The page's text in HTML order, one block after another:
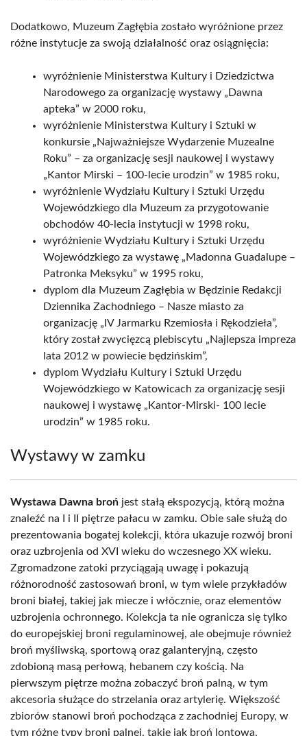
Dodatkowo, Muzeum Zagłębia zostało wyróżnione przez
różne instytucje za swoją działalność oraz osiągnięcia:
wyróżnienie Ministerstwa Kultury i Dziedzictwa
Narodowego za organizację wystawy „Dawna
apteka” w 2000 roku,
wyróżnienie Ministerstwa Kultury i Sztuki w
konkursie „Najważniejsze Wydarzenie Muzealne
Roku” – za organizację sesji naukowej i wystawy
„Kantor Mirski – 100-lecie urodzin” w 1985 roku,
wyróżnienie Wydziału Kultury i Sztuki Urzędu
Wojewódzkiego dla Muzeum za przygotowanie
obchodów 40-lecia instytucji w 1998 roku,
wyróżnienie Wydziału Kultury i Sztuki Urzędu
Wojewódzkiego za wystawę „Madonna Guadalupe –
Patronka Meksyku” w 1995 roku,
dyplom dla Muzeum Zagłębia w Będzinie Redakcji
Dziennika Zachodniego – Nasze miasto za
organizację „IV Jarmarku Rzemiosła i Rękodzieła”,
który został zwycięzcą plebiscytu „Najlepsza impreza
lata 2012 w powiecie będzińskim”,
dyplom Wydziału Kultury i Sztuki Urzędu
Wojewódzkiego w Katowicach za organizację sesji
naukowej i wystawę „Kantor-Mirski- 100 lecie
urodzin” w 1985 roku.
Wystawy w zamku
Wystawa Dawna broń jest stałą ekspozycją, którą można
znaleźć na I i II piętrze pałacu w zamku. Obie sale służą do
prezentowania bogatej kolekcji, która ukazuje rozwój broni
oraz uzbrojenia od XVI wieku do wczesnego XX wieku.
Zgromadzone zatoki przyciągają uwagę i pokazują
różnorodność zastosowań broni, w tym wiele przykładów
broni białej, takiej jak miecze i włócznie, oraz elementów
uzbrojenia ochronnego. Kolekcja ta nie ogranicza się tylko
do europejskiej broni regulaminowej, ale obejmuje również
broń myśliwską, sportową oraz galanteryjną, często
zdobioną masą perłową, hebanem czy kością. Na
pierwszym piętrze można zobaczyć broń palną, w tym
akcesoria służące do strzelania oraz artylerię. Większość
zbiorów stanowi broń pochodząca z zachodniej Europy, w
tym różne typy broni palnej, takie jak broń lontowa,